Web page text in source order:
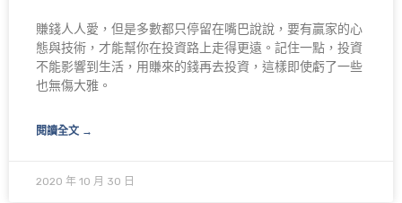
賺錢人人愛，但是多數都只停留在嘴巴說說，要有贏家的心
態與技術，才能幫你在投資路上走得更遠。記住一點，投資
不能影響到生活，用賺來的錢再去投資，這樣即使虧了一些
也無傷大雅。
閱讀全文 →
2020 年 10 月 30 日